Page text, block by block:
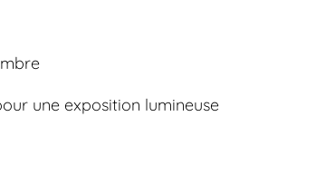
une exposition lumineuse